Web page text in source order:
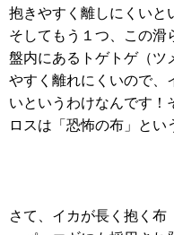
抱きやすく離しにくいと
そしてもう１つ、この滑
盤内にあるトゲトゲ（ツ
やすく離れにくいので、
いというわけなんです！
ロスは「恐怖の布」と
さて、イカが長く抱く布